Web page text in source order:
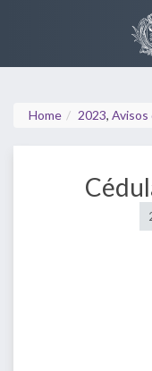
Home 2023, Avisos